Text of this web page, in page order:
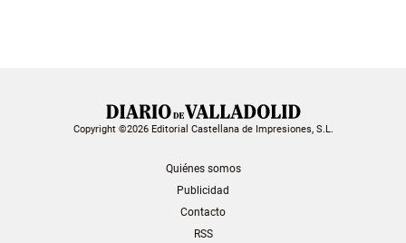
Copyright ©2026 Editorial Castellana de Impresiones, S.L.
Quiénes somos
Publicidad
Contacto
RSS